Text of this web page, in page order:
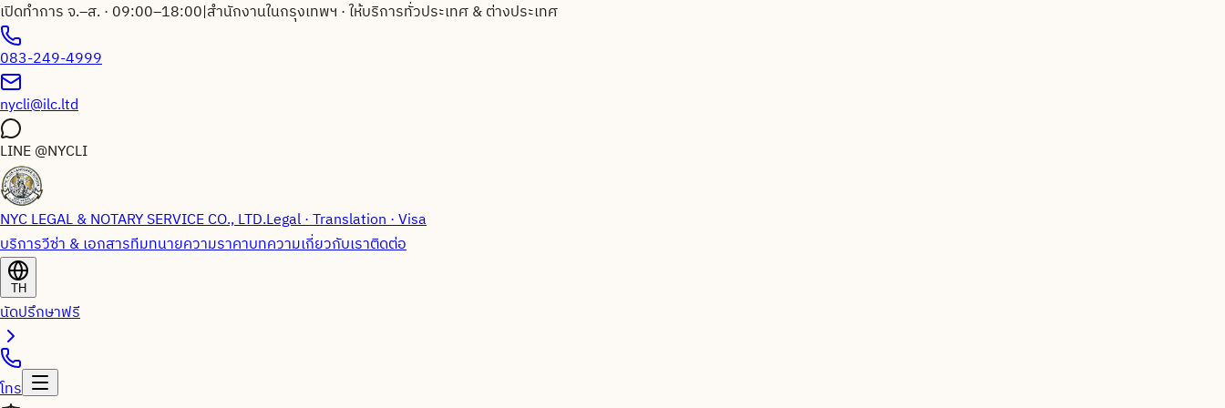
เปิดทำการ จ.–ส. · 09:00–18:00|สำนักงานในกรุงเทพฯ · ให้บริการทั่วประเทศ & ต่างประเทศ
083-249-4999
nycli@ilc.ltd
LINE@NYCLI
NYC LEGAL & NOTARY SERVICE CO., LTD.Legal · Translation · Visa
บริการวีซ่า & เอกสารทีมทนายความราคาบทความเกี่ยวกับเราติดต่อ
TH
นัดปรึกษาฟรี
โทร